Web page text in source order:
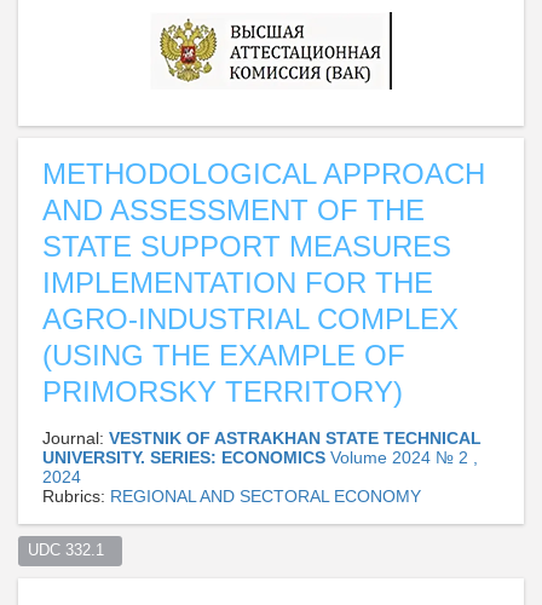
METHODOLOGICAL APPROACH
AND ASSESSMENT OF THE
STATE SUPPORT MEASURES
IMPLEMENTATION FOR THE
AGRO-INDUSTRIAL COMPLEX
(USING THE EXAMPLE OF
PRIMORSKY TERRITORY)
Journal: VESTNIK OF ASTRAKHAN STATE TECHNICAL
UNIVERSITY. SERIES: ECONOMICS Volume 2024 № 2 ,
2024
Rubrics: REGIONAL AND SECTORAL ECONOMY
UDC 332.1